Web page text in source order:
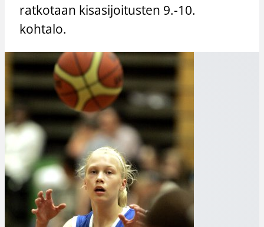
ratkotaan kisasijoitusten 9.-10.
kohtalo.